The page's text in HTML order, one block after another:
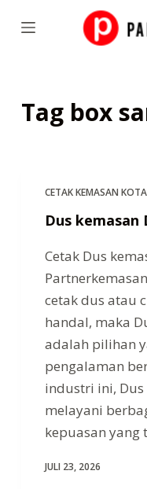
S
Tagbox
CETAK KEMASAN KOTA
Dus kemasan
Cetak Dus
cetak dus atau
handal, maka
adalah pilihan
pengalaman
industri ini, Dus
melayani
kepuasan yang
JULI 23, 2026